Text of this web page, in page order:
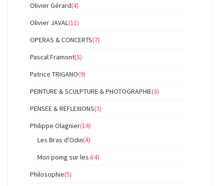
Olivier Gérard(4)
Olivier JAVAL(11)
OPERAS & CONCERTS(7)
Pascal Framont(5)
Patrice TRIGANO(9)
PEINTURE & SCULPTURE & PHOTOGRAPHIE(3)
PENSEE & REFLEXIONS(3)
Philippe Olagnier(14)
Les Bras d'Odin(4)
Mon poing sur les i(4)
Philosophie(5)